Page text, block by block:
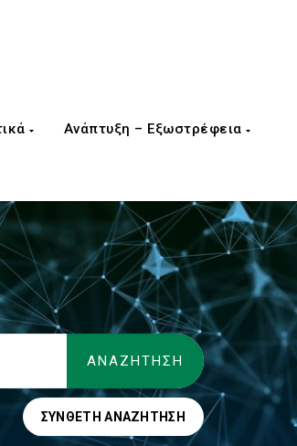
Ανάπτυξη – Εξωστρέφεια
ΣΎΝΘΕΤΗ ΑΝΑΖΉΤΗΣΗ